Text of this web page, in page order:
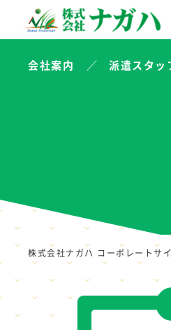
会社案内 派遣スタッ
株式会社ナガハ コーポレートサ